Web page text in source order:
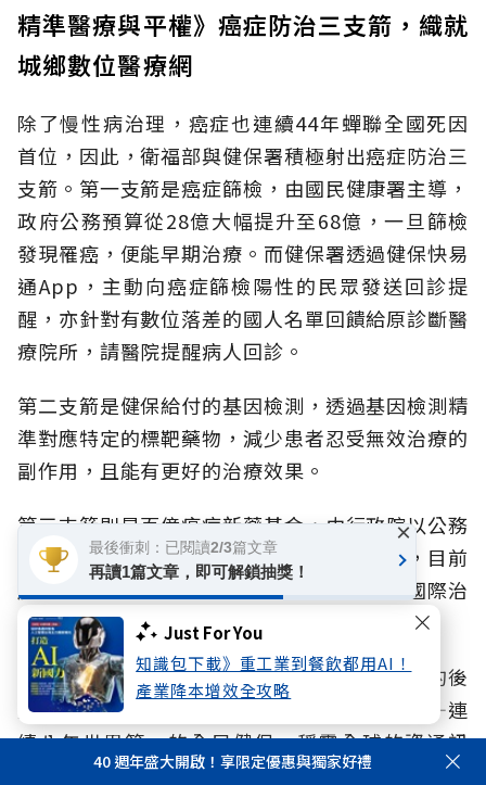
Just For You
知識包下載》重工業到餐飲都用AI！
產業降本增效全攻略
精準醫療與平權》癌症防治三支箭，織就
城鄉數位醫療網
除了慢性病治理，癌症也連續44年蟬聯全國死因
首位，因此，衛福部與健保署積極射出癌症防治三
支箭。第一支箭是癌症篩檢，由國民健康署主導，
政府公務預算從28億大幅提升至68億，一旦篩檢
發現罹癌，便能早期治療。而健保署透過健保快易
通App，主動向癌症篩檢陽性的民眾發送回診提
醒，亦針對有數位落差的國人名單回饋給原診斷醫
療院所，請醫院提醒病人回診。
第二支箭是健保給付的基因檢測，透過基因檢測精
準對應特定的標靶藥物，減少患者忍受無效治療的
副作用，且能有更好的治療效果。
第三支箭則是百億癌症新藥基金，由行政院以公務
預算額外挹注成立，不佔用原有的健保總額，目前
肺癌、乳癌、大腸直腸癌新藥已經快速接軌國際治
療指引，積極為癌友爭取多元治療選擇。
從慢性病預防，到癌症的精準治療，背後強大的後
盾，莫過於台灣引以為傲的兩大世界級優勢——連
續八年世界第一的全民健保、稱霸全球的資通訊
（ICT）產業，這也是未來能消弭台灣城鄉醫療差
40 週年盛大開啟！享限定優惠與獨家好禮
最後衝刺：已閱讀2/3篇文章
再讀1篇文章，即可解鎖抽獎！
×